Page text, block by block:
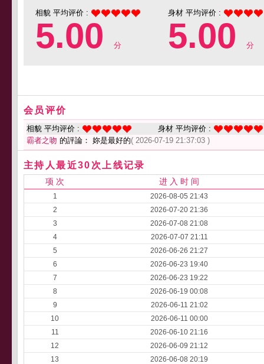
相貌 平均评价 :
5.00 分
身材 平均评价 :
5.00 分
会员评价
相貌 平均评价 :
身材 平均评价 :
霸者之吻 的評論： 妳是最好的( 2026-07-19 21:37:03 )
主持人最近30次上线记录
项 次 进 入 时 间
1
2026-08-05 21:43
2
2026-07-20 21:36
3
2026-07-08 21:08
4
2026-07-07 21:11
5
2026-06-26 21:27
6
2026-06-23 19:40
7
2026-06-23 19:22
8
2026-06-19 00:08
9
2026-06-11 21:02
10
2026-06-11 00:00
11
2026-06-10 21:16
12
2026-06-09 21:12
13
2026-06-08 20:19